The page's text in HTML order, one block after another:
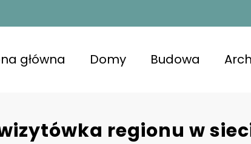
przestrzeń z lśniącymi
główna Domy Budowa
regionu w